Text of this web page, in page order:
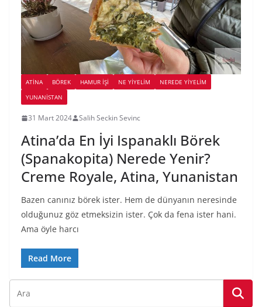
ATINA BÖREK HAMUR İŞI NE YİYELİM
NEREDE YİYELİM
YUNANISTAN
31 Mart 2024 Salih Seckin Sevinc
Atina’da En İyi Ispanaklı Börek
(Spanakopita) Nerede Yenir?
Creme Royale, Atina, Yunanistan
Bazen canınız börek ister. Hem de dünyanın neresinde
olduğunuz göz etmeksizin ister. Çok da fena ister hani.
Ama öyle harcı
Read More